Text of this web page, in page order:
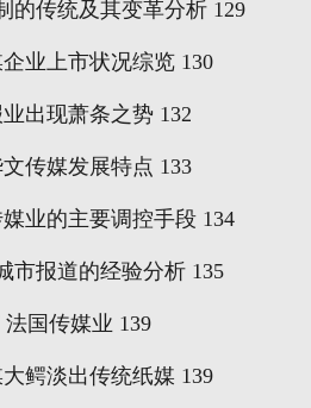
的传统及其变革分析129
业上市状况综览130
出现萧条之势132
传媒发展特点 133
业的主要调控手段134
市报道的经验分析135
法国传媒业 139
鳄淡出传统纸媒 139